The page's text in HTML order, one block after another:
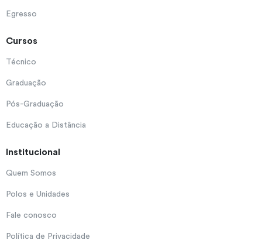
Egresso
Cursos
Técnico
Graduação
Pós-Graduação
Educação a Distância
Institucional
Quem Somos
Polos e Unidades
Fale conosco
Política de Privacidade